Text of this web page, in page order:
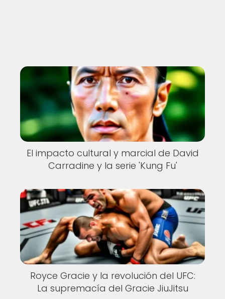
El impacto cultural y marcial de David
Carradine y la serie 'Kung Fu'
Royce Gracie y la revolución del UFC:
La supremacía del Gracie JiuJitsu